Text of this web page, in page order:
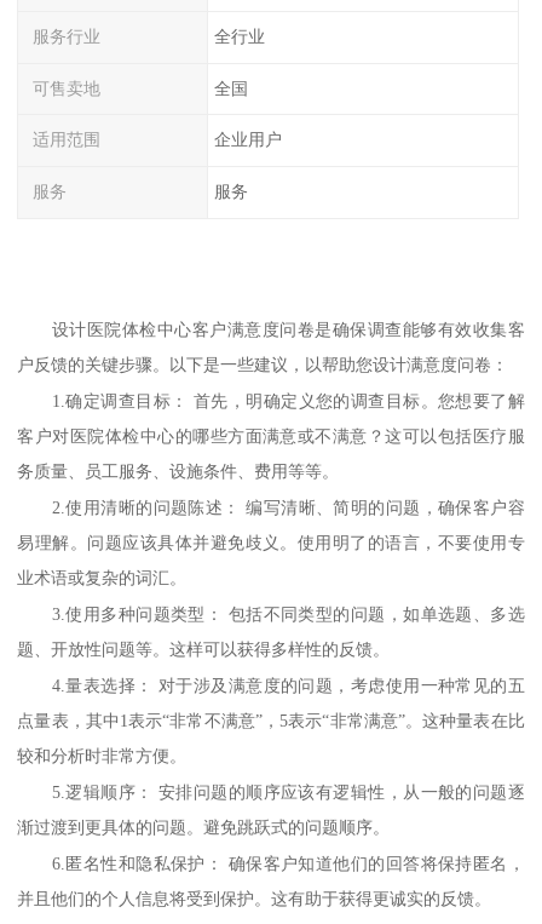
服务行业 全行业
可售卖地 全国
适用范围 企业用户
服务 服务
设计医院体检中心客户满意度问卷是确保调查能够有效收集客
户反馈的关键步骤。以下是一些建议，以帮助您设计满意度问卷：
1. 确定调查目标：
首先，明确定义您的调查目标。您想要了解
客户对医院体检中心的哪些方面满意或不满意？这可以包括医疗服
务质量、员工服务、设施条件、费用等等。
2. 使用清晰的问题陈述：
编写清晰、简明的问题，确保客户容
易理解。问题应该具体并避免歧义。使用明了的语言，不要使用专
业术语或复杂的词汇。
3. 使用多种问题类型：
包括不同类型的问题，如单选题、多选
题、开放性问题等。这样可以获得多样性的反馈。
4. 量表选择：
对于涉及满意度的问题，考虑使用一种常见的五
点量表，其中 1 表示“非常不满意”，5表示“非常满意”。这种量表在比
较和分析时非常方便。
5. 逻辑顺序：
安排问题的顺序应该有逻辑性，从一般的问题逐
渐过渡到更具体的问题。避免跳跃式的问题顺序。
6. 匿名性和隐私保护：
确保客户知道他们的回答将保持匿名，
并且他们的个人信息将受到保护。这有助于获得更诚实的反馈。